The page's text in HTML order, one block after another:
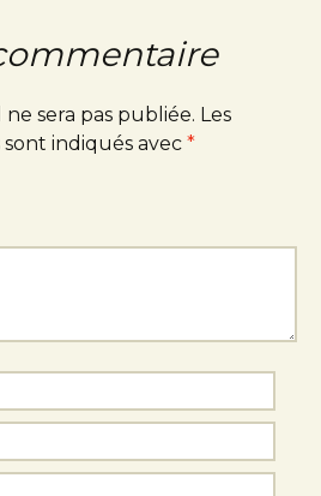
sera pas publiée. Les
indiqués avec *